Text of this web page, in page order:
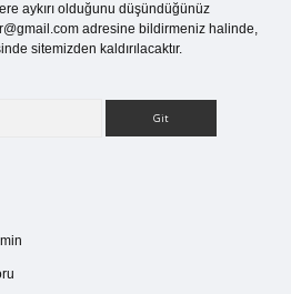
aykırı olduğunu düşündüğünüz
adresine bildirmeniz halinde,
sitemizden kaldırılacaktır.